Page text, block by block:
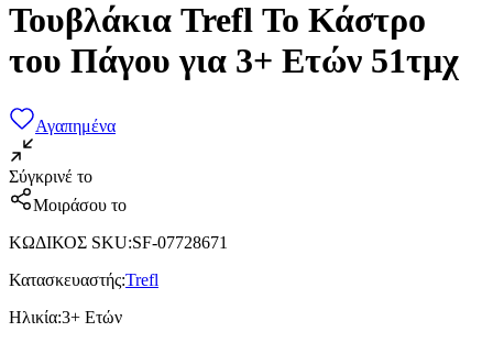
Τουβλάκια Trefl Το Κάστρο
του Πάγου για 3+ Ετών 51τμχ
Αγαπημένα
Σύγκρινέ το
Μοιράσου το
ΚΩΔΙΚΟΣ SKU:SF-07728671
Κατασκευαστής:Trefl
Ηλικία:3+ Ετών